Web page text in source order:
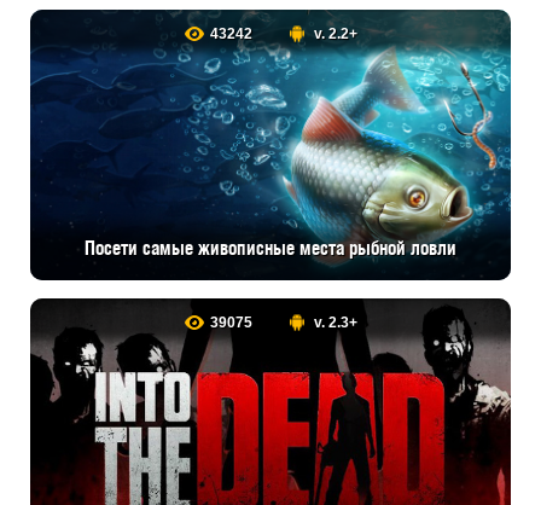
43242 v. 2.2+
Посети самые живописные места рыбной ловли
39075 v. 2.3+